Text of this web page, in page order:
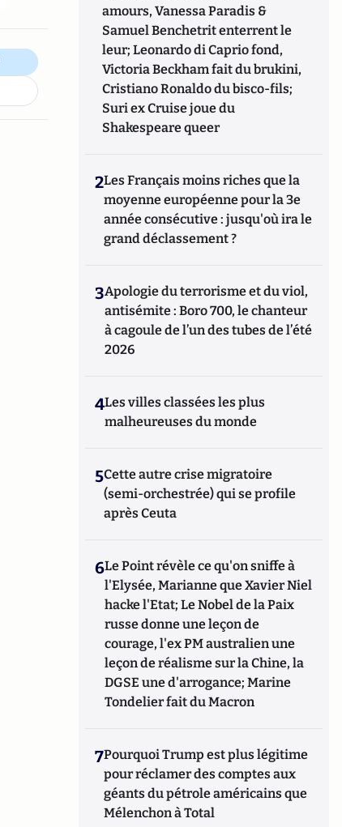
amours, Vanessa Paradis &
Samuel Benchetrit enterrent le
leur; Leonardo di Caprio fond,
Victoria Beckham fait du brukini,
Cristiano Ronaldo du bisco-fils;
Suri ex Cruise joue du
Shakespeare queer
2Les Français moins riches que la
moyenne européenne pour la 3e
année consécutive : jusqu'où ira le
grand déclassement ?
3Apologie du terrorisme et du viol,
antisémite : Boro 700, le chanteur
à cagoule de l’un des tubes de l’été
2026
4Les villes classées les plus
malheureuses du monde
5Cette autre crise migratoire
(semi-orchestrée) qui se profile
après Ceuta
6Le Point révèle ce qu'on sniffe à
l'Elysée, Marianne que Xavier Niel
hacke l'Etat; Le Nobel de la Paix
russe donne une leçon de
courage, l'ex PM australien une
leçon de réalisme sur la Chine, la
DGSE une d'arrogance; Marine
Tondelier fait du Macron
7Pourquoi Trump est plus légitime
pour réclamer des comptes aux
géants du pétrole américains que
Mélenchon à Total